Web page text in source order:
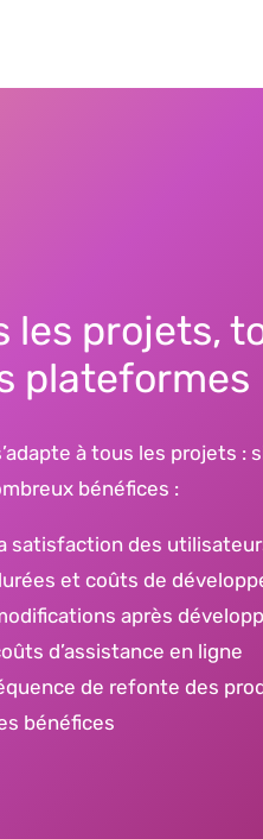
les projets,
plateformes
à tous les projets :
bénéfices :
satisfaction des
et coûts de
après
d’assistance en ligne
de refonte des
bénéfices